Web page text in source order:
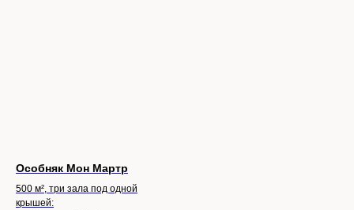
Особняк Мон Мартр
500 м², три зала под одной
крышей: